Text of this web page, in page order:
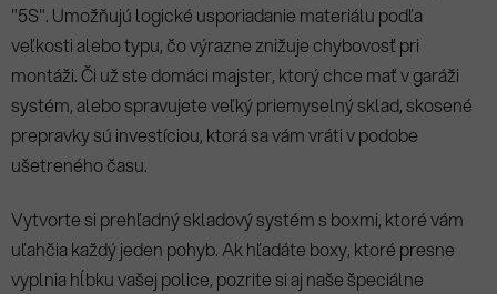
"5S". Umožňujú logické usporiadanie materiálu podľa
veľkosti alebo typu, čo výrazne znižuje chybovosť pri
montáži. Či už ste domáci majster, ktorý chce mať v garáži
systém, alebo spravujete veľký priemyselný sklad, skosené
prepravky sú investíciou, ktorá sa vám vráti v podobe
ušetreného času.
Vytvorte si prehľadný skladový systém s boxmi, ktoré vám
uľahčia každý jeden pohyb. Ak hľadáte boxy, ktoré presne
vyplnia hĺbku vašej police, pozrite si aj naše špeciálne